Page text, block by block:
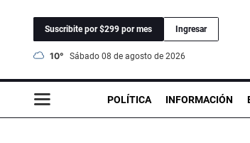
Suscribite por $299 por mes Ingresar
10° sábado 08 de agosto de 2026
POLÍTICA INFORMACIÓN